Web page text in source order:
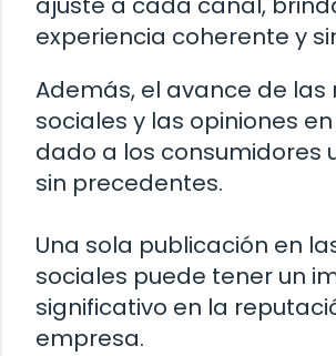
experiencia coherente y
Además, el avance de las
sociales y las opiniones
dado a los consumidores
sin precedentes.
Una sola publicación en
sociales puede tener un
significativo en la
empresa.